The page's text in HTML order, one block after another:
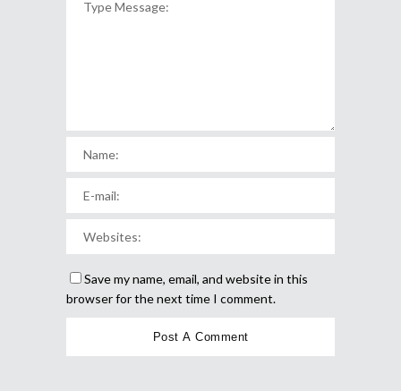
Save my name, email, and website in this
browser for the next time I comment.